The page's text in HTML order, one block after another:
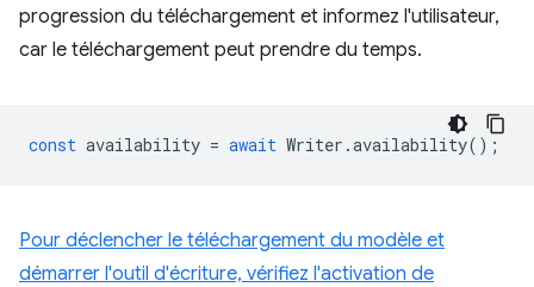
progression du téléchargement et informez l'utilisateur,
car le téléchargement peut prendre du temps.
const availability = await Writer .availability();
Pour déclencher le téléchargement du modèle et
démarrer l'outil d'écriture, vérifiez l'activation de